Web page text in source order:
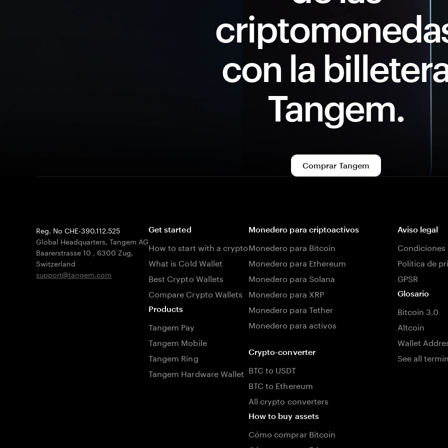
con la
Tangem.
Comprar Tangem
Reg. No CHE-390.112.525
Global Headquarters, Tangem AG
Baarerstrasse 10 , 6300 Zug,
Switzerland
support@tangem.com
Get started
How to start with a crypto
What is Cold Wallet
Best Crypto Wallets
Compare Crypto Wallets
Products
Tangem Pay
Tangem Mobile
Tangem Ring
Tangem Hardware Wallet
Monedero para criptoactivos
Monedero para Bitcoin
Monedero para Ethereum
Monedero para Solana
Monedero para XRP
Monedero para Tether
Monedero para activos
Crypto-converter
BTC to USDT
BTC to Ethereum
All crypto converters
How to buy assets
Cómo comprar Bitcoin
Aviso legal
Condiciones
Política de
GPSR
Glosario
Bitcoin 3.0
Altcoin
Wallet
See all